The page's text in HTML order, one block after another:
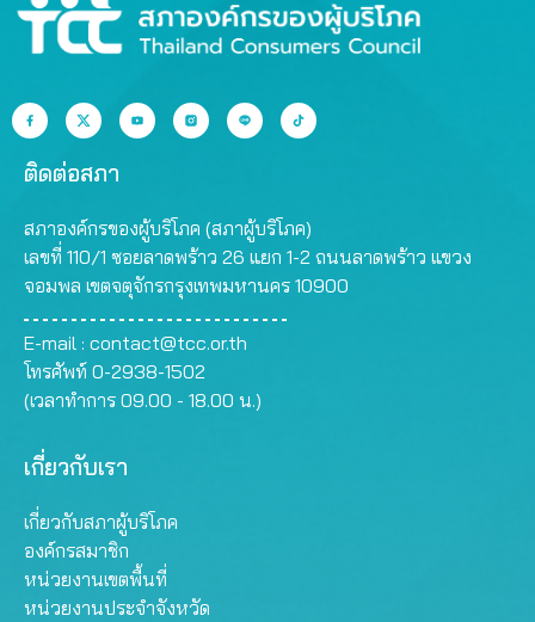
ติดต่อสภา
สภาองค์กรของผู้บริโภค (สภาผู้บริโภค)
เลขที่ 110/1 ซอยลาดพร้าว 26 แยก 1-2 ถนนลาดพร้าว แขวง
จอมพล เขตจตุจักรกรุงเทพมหานคร 10900
E-mail : contact@tcc.or.th
โทรศัพท์ 0-2938-1502
(เวลาทำการ 09.00 - 18.00 น.)
เกี่ยวกับเรา
เกี่ยวกับสภาผู้บริโภค
องค์กรสมาชิก
หน่วยงานเขตพื้นที่
หน่วยงานประจำจังหวัด